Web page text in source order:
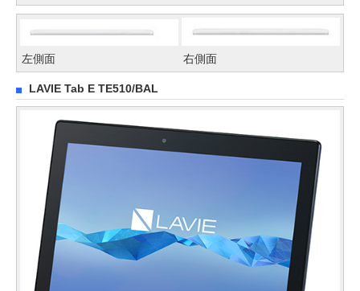
左側面 右側面
LAVIE Tab E TE510/BAL